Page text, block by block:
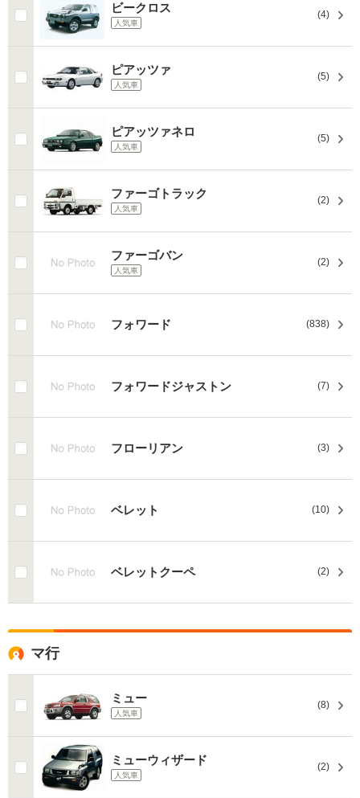
ビークロス
人気車
(4)
ピアッツァ
人気車
(5)
ピアッツァネロ
人気車
(5)
ファーゴトラック
人気車
(2)
ファーゴバン
人気車
(2)
フォワード (838)
フォワードジャストン (7)
フローリアン (3)
ベレット (10)
ベレットクーペ (2)
マ行
ミュー
人気車
(8)
ミューウィザード
人気車
(2)